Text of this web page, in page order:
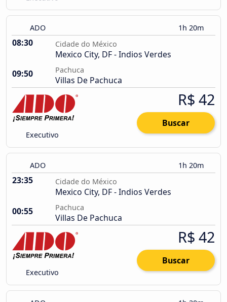
ADO 1h 20m
08:30 Cidade do México
Mexico City, DF - Indios Verdes
09:50
Pachuca
Villas De Pachuca
Executivo
R$ 42
Buscar
ADO 1h 20m
23:35 Cidade do México
Mexico City, DF - Indios Verdes
00:55
Pachuca
Villas De Pachuca
Executivo
R$ 42
Buscar